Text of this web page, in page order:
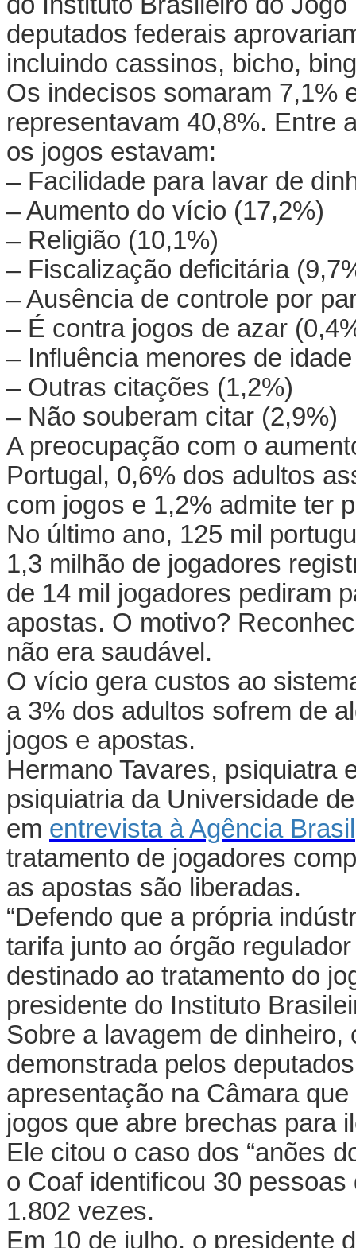
deputados federais
incluindo cassinos, bicho,
Os indecisos somaram 7,1%
representavam 40,8%. Entre
os jogos estavam:
– Facilidade para lavar de
– Aumento do vício (17,2%)
– Religião (10,1%)
– Fiscalização deficitária
– Ausência de controle por
– É contra jogos de azar
– Influência menores de
– Outras citações (1,2%)
– Não souberam citar (2,9%)
A preocupação com o
Portugal, 0,6% dos adultos
com jogos e 1,2% admite ter
No último ano, 125 mil
1,3 milhão de jogadores
de 14 mil jogadores pediram
apostas. O motivo?
não era saudável.
O vício gera custos ao
a 3% dos adultos sofrem de
jogos e apostas.
Hermano Tavares, psiquiatra
psiquiatria da Universidade
em entrevista à Agência Brasil
tratamento de jogadores
as apostas são liberadas.
“Defendo que a própria
tarifa junto ao órgão
destinado ao tratamento do
presidente do Instituto
Sobre a lavagem de
demonstrada pelos
apresentação na Câmara
jogos que abre brechas para
Ele citou o caso dos “anões
o Coaf identificou 30
1.802 vezes.
Em 10 de julho, o presidente